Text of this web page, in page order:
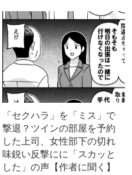
「セクハラ」を「ミス」で
撃退？ツインの部屋を予約
した上司、女性部下の切れ
味鋭い反撃にに「スカッと
した」の声【作者に聞く】